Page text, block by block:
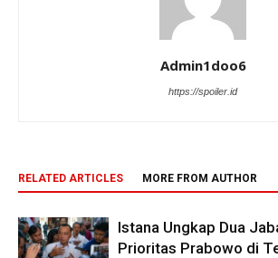
Admin1doo6
https://spoiler.id
RELATED ARTICLES MORE FROM AUTHOR
Istana Ungkap Dua
Prioritas Prabowo di